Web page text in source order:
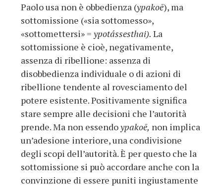
Paolo usa non è obbedienza (ypakoē), ma
sottomissione («sia sottomesso»,
«sottomettersi» = ypotássesthai). La
sottomissione è cioè, negativamente,
assenza di ribellione: assenza di
disobbedienza individuale o di azioni di
ribellione tendente al rovesciamento del
potere esistente. Positivamente significa
stare sempre alle decisioni che l’autorità
prende. Ma non essendoypakoē, non implica
un’adesione interiore, una condivisione
degli scopi dell’autorità. È per questo che la
sottomissione si può accordare anche con la
convinzione di essere puniti ingiustamente